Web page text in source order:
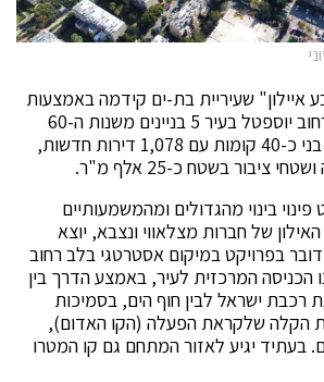
איילון" שעיריית בת-ים קידמה באמצעות
אגף הנדסה ייהרסו ברחוב יוספטל בעיר 5 בניינים משנות ה-60
ייבנו 6 מגדלי מגורים בני כ-40 קומות עם 1,078 דירות חדשות,
בשטח כ-25 אלף מ"ר.
פינוי בינוי מהגדולים ומהמשמעותיים
של חברות מצלאווי ונצבא, יוצא
בפרויקט במיקום אסטרטגי בלב רחוב
הכניסה המרכזית לעיר, באמצע הדרך בין
רכבת ישראל לבין חוף הים, בסמיכות
הקלה שלקראת הפעלה (הקו האדום),
בעתיד יגיע לאזור המתחם גם קו המטרו